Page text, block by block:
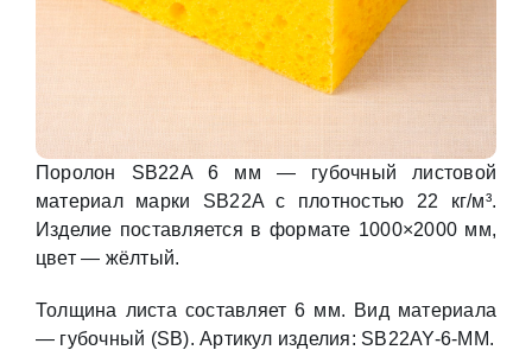
Поролон SB22A 6 мм — губочный листовой
материал марки SB22A с плотностью 22 кг/м³.
Изделие поставляется в формате 1000×2000 мм,
цвет — жёлтый.
Толщина листа составляет 6 мм. Вид материала
— губочный (SB). Артикул изделия: SB22AY-6-MM.